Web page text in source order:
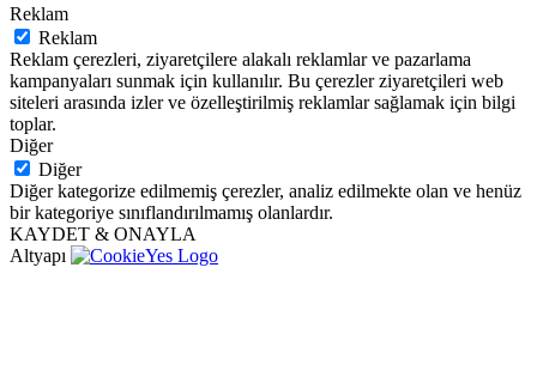
Reklam
Reklam
Reklam çerezleri, ziyaretçilere alakalı reklamlar ve pazarlama
kampanyaları sunmak için kullanılır. Bu çerezler ziyaretçileri web
siteleri arasında izler ve özelleştirilmiş reklamlar sağlamak için bilgi
toplar.
Diğer
Diğer
Diğer kategorize edilmemiş çerezler, analiz edilmekte olan ve henüz
bir kategoriye sınıflandırılmamış olanlardır.
KAYDET & ONAYLA
Altyapı